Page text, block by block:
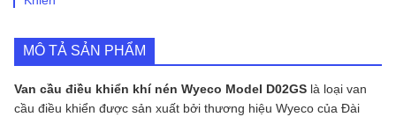
Wyeco
D02GS
số
lượng
MÔ TẢ SẢN PHẨM
Van cầu điều khiển khí nén Wyeco Model D02GS là loại van
cầu điều khiển được sản xuất bởi thương hiệu Wyeco của Đài